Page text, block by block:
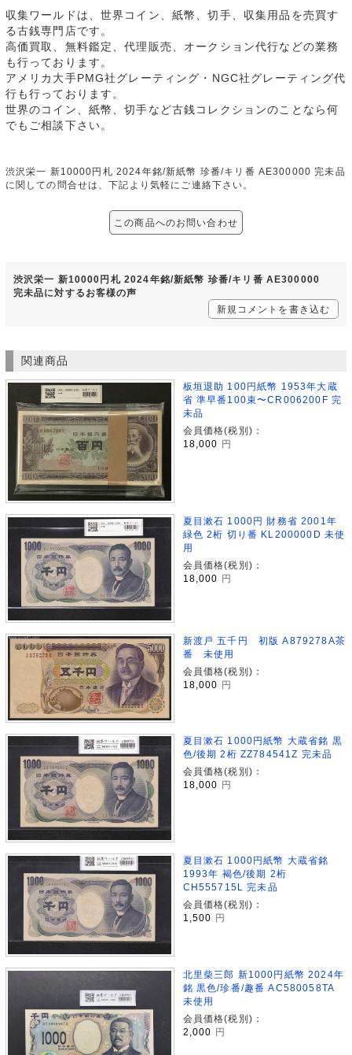
収集ワールドは、世界コイン、紙幣、切手、収集用品を売買す
る古銭専門店です。
高価買取、無料鑑定、代理販売、オークション代行などの業務
も行っております。
アメリカ大手PMG社グレーティング・NGC社グレーティング代
行も行っております。
世界のコイン、紙幣、切手など古銭コレクションのことなら何
でもご相談下さい。
渋沢栄一 新10000円札 2024年銘/新紙幣 珍番/キリ番 AE300000 完未品
に関しての問合せは、下記より気軽にご連絡下さい。
この商品へのお問い合わせ
渋沢栄一 新10000円札 2024年銘/新紙幣 珍番/キリ番 AE300000
完未品に対するお客様の声
新規コメントを書き込む
関連商品
板垣退助 100円紙幣 1953年大蔵
省 準早番100束〜CR006200F 完
未品
会員価格(税別)：
18,000
円
夏目漱石 1000円 財務省 2001年
緑色 2桁 切り番 KL200000D 未使
用
会員価格(税別)：
18,000
円
新渡戸 五千円 初版 A879278A茶
番 未使用
会員価格(税別)：
18,000 円
夏目漱石 1000円紙幣 大蔵省銘 黒
色/後期 2桁 ZZ784541Z 完未品
会員価格(税別)：
18,000 円
夏目漱石 1000円紙幣 大蔵省銘
1993年 褐色/後期 2桁
CH555715L 完未品
会員価格(税別)：
1,500 円
北里柴三郎 新1000円紙幣 2024年
銘 黒色/珍番/趣番 AC580058TA
未使用
会員価格(税別)：
2,000
円